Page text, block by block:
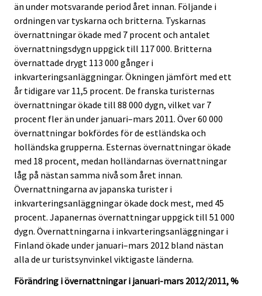
än under motsvarande period året innan. Följande i
ordningen var tyskarna och britterna. Tyskarnas
övernattningar ökade med 7 procent och antalet
övernattningsdygn uppgick till 117 000. Britterna
övernattade drygt 113 000 gånger i
inkvarteringsanläggningar. Ökningen jämfört med ett
år tidigare var 11,5 procent. De franska turisternas
övernattningar ökade till 88 000 dygn, vilket var 7
procent fler än under januari–mars 2011. Över 60 000
övernattningar bokfördes för de estländska och
holländska grupperna. Esternas övernattningar ökade
med 18 procent, medan holländarnas övernattningar
låg på nästan samma nivå som året innan.
Övernattningarna av japanska turister i
inkvarteringsanläggningar ökade dock mest, med 45
procent. Japanernas övernattningar uppgick till 51 000
dygn. Övernattningarna i inkvarteringsanläggningar i
Finland ökade under januari–mars 2012 bland nästan
alla de ur turistsynvinkel viktigaste länderna.
Förändring i övernattningar i januari-mars 2012/2011, %